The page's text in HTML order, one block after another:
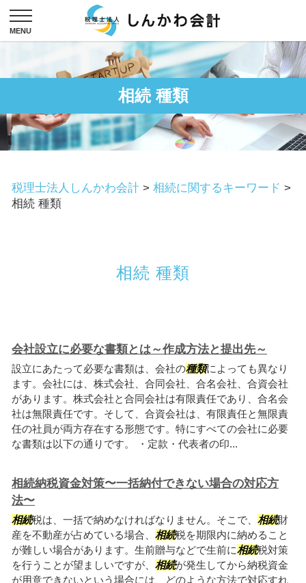
相続 種類
税理士法人しんかわ会計 > 相続に関するキーワード >
相続 種類
相続 種類
会社設立に必要な書類とは～作成方法と提出先～
設立にあたって必要な書類は、会社の種類によっても異なり
ます。会社には、株式会社、合同会社、合名会社、合資会社
があります。株式会社と合同会社は有限責任であり、合名会
社は無限責任です。そして、合資会社は、有限責任と無限責
任の社員が両方存在する形態です。特にすべての会社に必要
な書類は以下の通りです。 ・定款・代表者の印...
相続納税資金対策〜一括納付できない場合の対応方
法〜
相続税は、一括で納めなければなりません。そこで、 相続財
産を不動産が占めている場合、 相続税を期限内に納めること
が難しい場合があります。生前贈与などで生前に相続税対策
を行うことが望ましいですが、 相続が発生してから納税資金
が用意できないという場合には、どのような方法で対応すれ